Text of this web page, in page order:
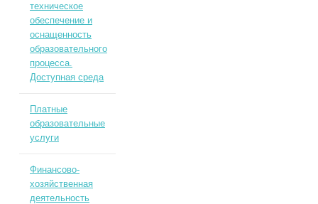
техническое
обеспечение и
оснащенность
образовательного
процесса.
Доступная среда
Платные
образовательные
услуги
Финансово-
хозяйственная
деятельность